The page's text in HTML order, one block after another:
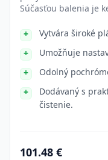
Súčasťou balenia je
Vytvára široké
Umožňuje
Odolný
Dodávaný s
čistenie.
101.48 €